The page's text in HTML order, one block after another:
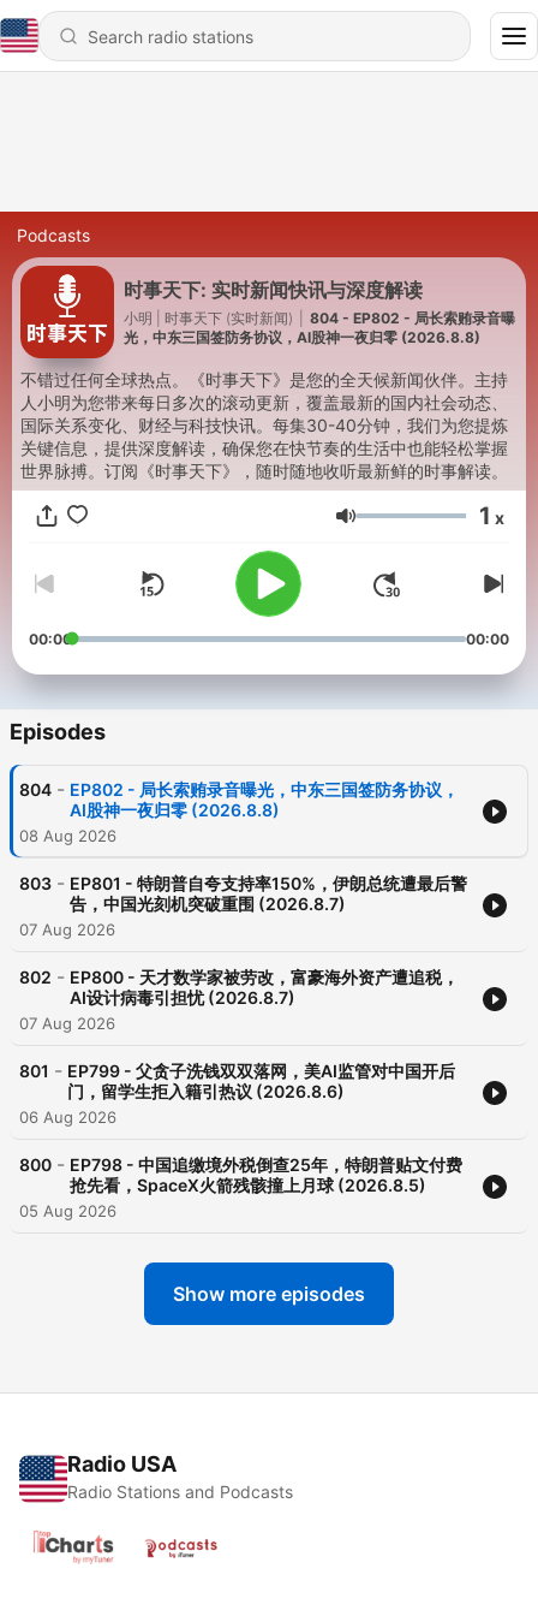
Podcasts
时事天下: 实时新闻快讯与深度解读
小明 | 时事天下 (实时新闻)
804 - EP802 - 局长索贿录音曝
光，中东三国签防务协议，AI股神一夜归零 (2026.8.8)
不错过任何全球热点。《时事天下》是您的全天候新闻伙伴。主持
人小明为您带来每日多次的滚动更新，覆盖最新的国内社会动态、
国际关系变化、财经与科技快讯。每集30-40分钟，我们为您提炼
关键信息，提供深度解读，确保您在快节奏的生活中也能轻松掌握
世界脉搏。订阅《时事天下》，随时随地收听最新鲜的时事解读。
Volume 1 x
00:00 00:00
Episodes
804 - EP802 - 局长索贿录音曝光，中东三国签防务协议，
AI股神一夜归零 (2026.8.8)
08 Aug 2026
803 - EP801 - 特朗普自夸支持率150%，伊朗总统遭最后警
告，中国光刻机突破重围 (2026.8.7)
07 Aug 2026
802 - EP800 - 天才数学家被劳改，富豪海外资产遭追税，
AI设计病毒引担忧 (2026.8.7)
07 Aug 2026
801 - EP799 - 父贪子洗钱双双落网，美AI监管对中国开后
门，留学生拒入籍引热议 (2026.8.6)
06 Aug 2026
800 - EP798 - 中国追缴境外税倒查25年，特朗普贴文付费
抢先看，SpaceX火箭残骸撞上月球 (2026.8.5)
05 Aug 2026
Show more episodes
Radio USA
Radio Stations and Podcasts